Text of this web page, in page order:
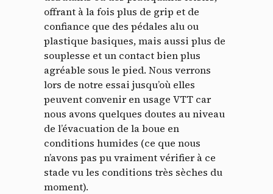
offrant à la fois plus de grip et de
confiance que des pédales alu ou
plastique basiques, mais aussi plus de
souplesse et un contact bien plus
agréable sous le pied. Nous verrons
lors de notre essai jusqu’où elles
peuvent convenir en usage VTT car
nous avons quelques doutes au niveau
de l’évacuation de la boue en
conditions humides (ce que nous
n’avons pas pu vraiment vérifier à ce
stade vu les conditions très sèches du
moment).